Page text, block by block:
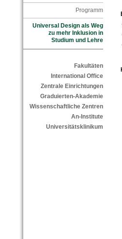
Programm
Universal Design als Weg
zu mehr Inklusion in
Studium und Lehre
Fakultäten
International Office
Zentrale Einrichtungen
Graduierten-Akademie
Wissenschaftliche Zentren
An-Institute
Universitätsklinikum